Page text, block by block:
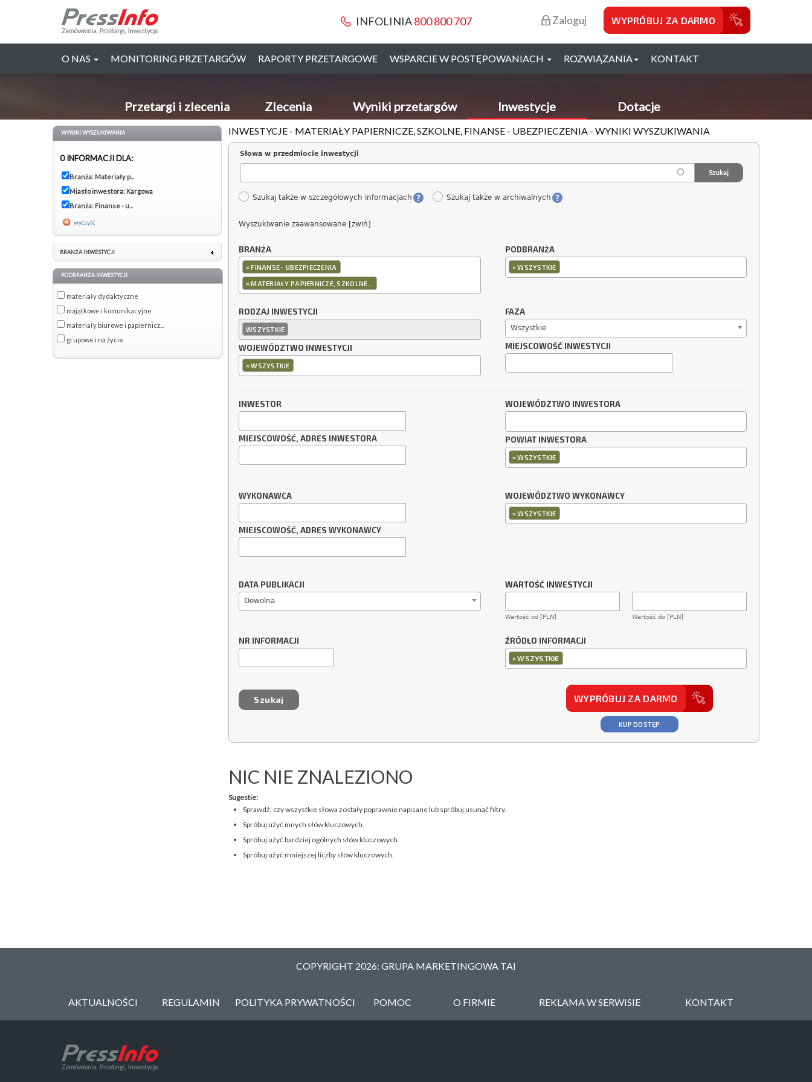
INFOLINIA800 800 707 Zaloguj WYPRÓBUJ ZA DARMO
O NAS MONITORING PRZETARGÓW RAPORTY PRZETARGOWE WSPARCIE W POSTĘPOWANIACH ROZWIĄZANIA KONTAKT
Przetargi i zlecenia Zlecenia Wyniki przetargów Inwestycje Dotacje
INWESTYCJE - MATERIAŁY PAPIERNICZE, SZKOLNE, FINANSE - UBEZPIECZENIA - WYNIKI WYSZUKIWANIA
Słowa w przedmiocie inwestycji
Szukaj także w szczegółowych informacjach Szukaj także w archiwalnych
Wyszukiwanie zaawansowane [zwiń]
BRANŻA
×FINANSE - UBEZPIECZENIA
×MATERIAŁY PAPIERNICZE, SZKOLNE...
PODBRANŻA
×WSZYSTKIE
RODZAJ INWESTYCJI
WSZYSTKIE
WOJEWÓDZTWO INWESTYCJI
×WSZYSTKIE
FAZA
Wszystkie
MIEJSCOWOŚĆ INWESTYCJI
INWESTOR
MIEJSCOWOŚĆ, ADRES INWESTORA
WOJEWÓDZTWO INWESTORA
POWIAT INWESTORA
×WSZYSTKIE
WYKONAWCA
MIEJSCOWOŚĆ, ADRES WYKONAWCY
WOJEWÓDZTWO WYKONAWCY
×WSZYSTKIE
DATA PUBLIKACJI
Dowolna
WARTOŚĆ INWESTYCJI
Wartość od [PLN] Wartość do [PLN]
NR INFORMACJI ŹRÓDŁO INFORMACJI
×WSZYSTKIE
WYPRÓBUJ ZA DARMO
KUP DOSTĘP
NIC NIE ZNALEZIONO
Sugestie:
Sprawdź, czy wszystkie słowa zostały poprawnie napisane lub spróbuj usunąć filtry.
Spróbuj użyć innych słów kluczowych.
Spróbuj użyć bardziej ogólnych słów kluczowych.
Spróbuj użyć mniejszej liczby słów kluczowych.
WYNIKI WYSZUKIWANIA
0 INFORMACJI DLA:
Branża: Materiały p...
Miasto inwestora: Kargowa
Branża: Finanse - u...
wyczyść
BRANŻA INWESTYCJI
PODBRANŻA INWESTYCJI
materiały dydaktyczne
majątkowe i komunikacyjne
materiały biurowe i papiernicz...
grupowe i na życie
COPYRIGHT 2026: GRUPA MARKETINGOWA TAI
AKTUALNOŚCI REGULAMIN POLITYKA PRYWATNOŚCI POMOC O FIRMIE REKLAMA W SERWISIE KONTAKT